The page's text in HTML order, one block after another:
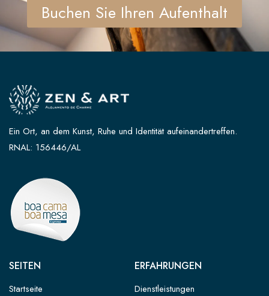
Buchen Sie Ihren Aufenthalt
Ein Ort, an dem Kunst, Ruhe und Identität aufeinandertreffen.
RNAL: 156446/AL
SEITEN
Startseite
ERFAHRUNGEN
Dienstleistungen